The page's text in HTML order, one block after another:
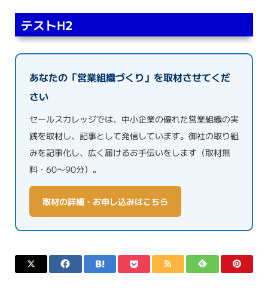
テストH2
あなたの「営業組織づくり」を取材させてくだ
さい
セールスカレッジでは、中小企業の優れた営業組織の実
践を取材し、記事として発信しています。御社の取り組
みを記事化し、広く届けるお手伝いをします（取材無
料・60〜90分）。
取材の詳細・お申し込みはこちら